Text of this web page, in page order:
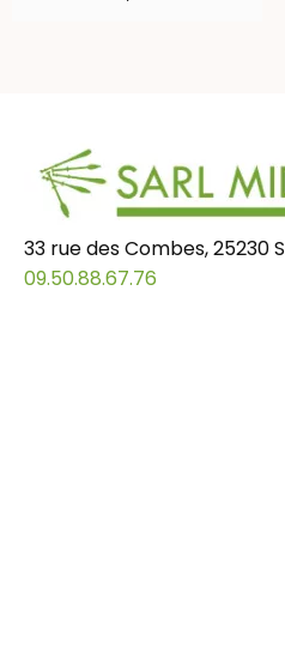
33 rue des Combes, 25230
09.50.88.67.76